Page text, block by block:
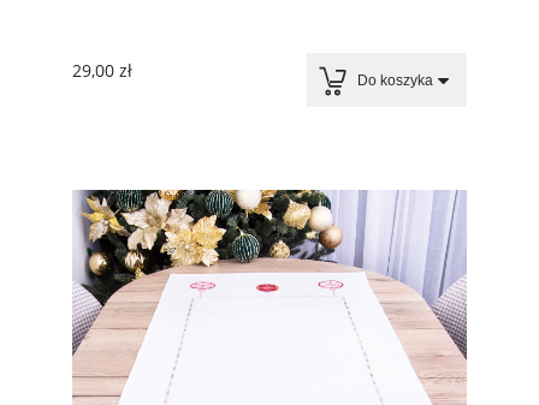
29,00 zł Do koszyka